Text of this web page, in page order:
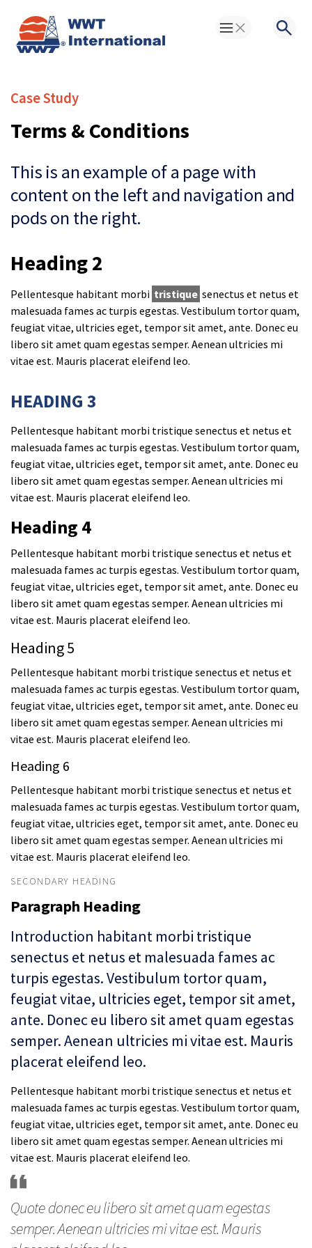
Toggle Menu
Case Study
Terms & Conditions
This is an example of a page with
content on the left and navigation and
pods on the right.
Heading 2
Pellentesque habitant morbi tristique senectus et netus et
malesuada fames ac turpis egestas. Vestibulum tortor quam,
feugiat vitae, ultricies eget, tempor sit amet, ante. Donec eu
libero sit amet quam egestas semper. Aenean ultricies mi
vitae est. Mauris placerat eleifend leo.
HEADING 3
Pellentesque habitant morbi tristique senectus et netus et
malesuada fames ac turpis egestas. Vestibulum tortor quam,
feugiat vitae, ultricies eget, tempor sit amet, ante. Donec eu
libero sit amet quam egestas semper. Aenean ultricies mi
vitae est. Mauris placerat eleifend leo.
Heading 4
Pellentesque habitant morbi tristique senectus et netus et
malesuada fames ac turpis egestas. Vestibulum tortor quam,
feugiat vitae, ultricies eget, tempor sit amet, ante. Donec eu
libero sit amet quam egestas semper. Aenean ultricies mi
vitae est. Mauris placerat eleifend leo.
Heading 5
Pellentesque habitant morbi tristique senectus et netus et
malesuada fames ac turpis egestas. Vestibulum tortor quam,
feugiat vitae, ultricies eget, tempor sit amet, ante. Donec eu
libero sit amet quam egestas semper. Aenean ultricies mi
vitae est. Mauris placerat eleifend leo.
Heading 6
Pellentesque habitant morbi tristique senectus et netus et
malesuada fames ac turpis egestas. Vestibulum tortor quam,
feugiat vitae, ultricies eget, tempor sit amet, ante. Donec eu
libero sit amet quam egestas semper. Aenean ultricies mi
vitae est. Mauris placerat eleifend leo.
SECONDARY HEADING
Paragraph Heading
Introduction habitant morbi tristique
senectus et netus et malesuada fames ac
turpis egestas. Vestibulum tortor quam,
feugiat vitae, ultricies eget, tempor sit amet,
ante. Donec eu libero sit amet quam egestas
semper. Aenean ultricies mi vitae est. Mauris
placerat eleifend leo.
Pellentesque habitant morbi tristique senectus et netus et
malesuada fames ac turpis egestas. Vestibulum tortor quam,
feugiat vitae, ultricies eget, tempor sit amet, ante. Donec eu
libero sit amet quam egestas semper. Aenean ultricies mi
vitae est. Mauris placerat eleifend leo.
Quote donec eu libero sit amet quam egestas
semper. Aenean ultricies mi vitae est. Mauris